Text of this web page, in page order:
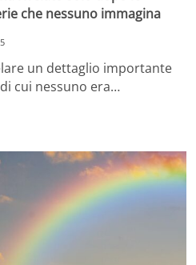
che nessuno immagina
un dettaglio importante
cui nessuno era…